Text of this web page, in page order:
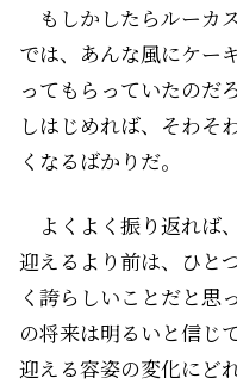
もしかしたらルーカ
では、あんな風にケー
ってもらっていたのだ
しはじめれば、そわそ
くなるばかりだ。
よくよく振り返れば
迎えるより前は、ひと
く誇らしいことだと思
の将来は明るいと信じ
迎える容姿の変化にど